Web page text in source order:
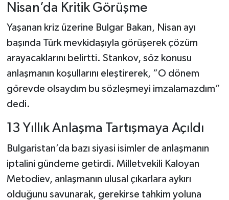
Nisan’da Kritik Görüşme
Yaşanan kriz üzerine Bulgar Bakan, Nisan ayı
başında Türk mevkidaşıyla görüşerek çözüm
arayacaklarını belirtti. Stankov, söz konusu
anlaşmanın koşullarını eleştirerek, “O dönem
görevde olsaydım bu sözleşmeyi imzalamazdım”
dedi.
13 Yıllık Anlaşma Tartışmaya Açıldı
Bulgaristan’da bazı siyasi isimler de anlaşmanın
iptalini gündeme getirdi. Milletvekili Kaloyan
Metodiev, anlaşmanın ulusal çıkarlara aykırı
olduğunu savunarak, gerekirse tahkim yoluna